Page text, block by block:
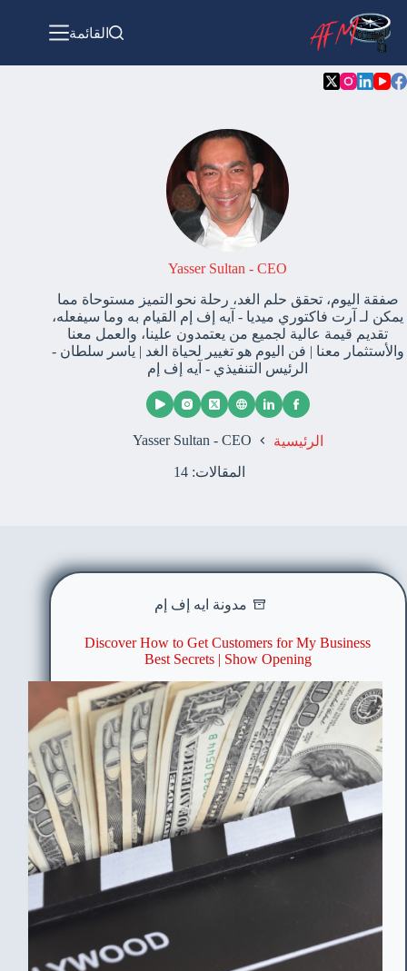
القائمة
Yasser Sultan - CEO
صفقة اليوم، تحقق حلم الغد، رحلة نحو التميز مستوحاة مما
يمكن لـ آرت فاكتوري ميديا - آيه إف إم القيام به وما سيفعله،
تقديم قيمة عالية لجميع من يعتمدون علينا، والعمل معنا
والأستثمار معنا | فن اليوم هو تغيير لحياة الغد | ياسر سلطان -
الرئيس التنفيذي - آيه إف إم
الرئيسية Yasser Sultan - CEO
المقالات: 14
مدونة ايه إف إم
Discover How to Get Customers for My Business
Best Secrets | Show Opening